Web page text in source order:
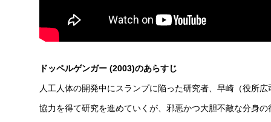
ドッペルゲンガー (2003)のあらすじ
人工人体の開発中にスランプに陥った研究者、早崎（役所
協力を得て研究を進めていくが、邪悪かつ大胆不敵な分身